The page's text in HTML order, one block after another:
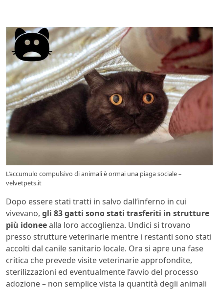
L’accumulo compulsivo di animali è ormai una piaga sociale –
velvetpets.it
Dopo essere stati tratti in salvo dall’inferno in cui
vivevano, gli 83 gatti sono stati trasferiti in strutture
più idoneealla loro accoglienza. Undici si trovano
presso strutture veterinarie mentre i restanti sono stati
accolti dal canile sanitario locale. Ora si apre una fase
critica che prevede visite veterinarie approfondite,
sterilizzazioni ed eventualmente l’avvio del processo
adozione – non semplice vista la quantità degli animali